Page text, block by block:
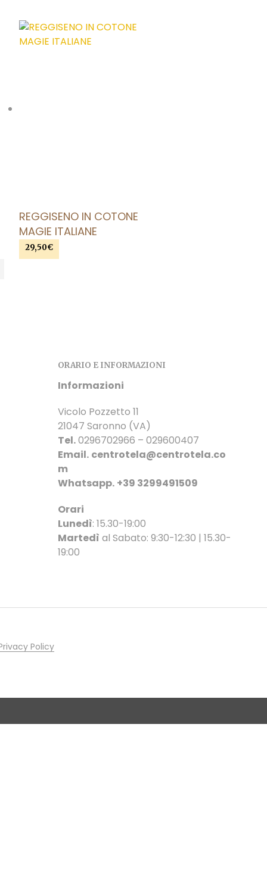
REGGISENO IN COTONE
MAGIE ITALIANE
29,50€
ORARIO E INFORMAZIONI
Informazioni
Vicolo Pozzetto 11
21047 Saronno (VA)
Tel.0296702966 – 029600407
Email. centrotela@centrotela.co
m
Whatsapp. +39 3299491509
Orari
Lunedì: 15.30-19:00
Martedì al Sabato: 9:30-12:30 | 15.30-
19:00
Policy